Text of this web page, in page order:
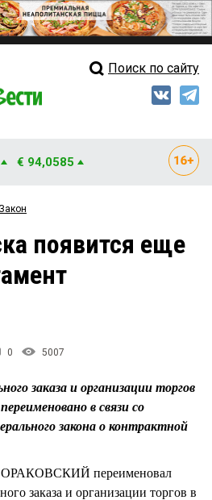
Свежий выпуск
Рейтинги
Блоги
Поиск по сайту
€ 94,0585
Закон
появится еще
0 5007
заказа и организации торгов
в связи со
закона о контрактной
переименовал
заказа и организации торгов в